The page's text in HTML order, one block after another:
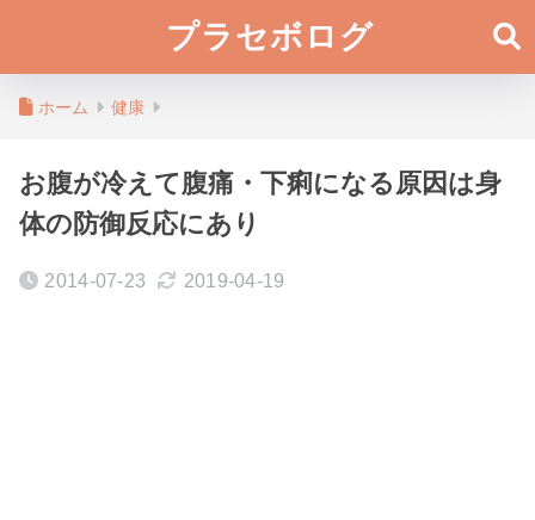
プラセボログ
ホーム 健康
お腹が冷えて腹痛・下痢になる原因は身
体の防御反応にあり
2014-07-23 2019-04-19